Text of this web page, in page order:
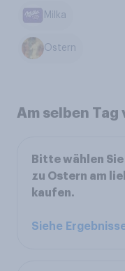
Milka
Ostern
Am selben
Bitte wählen
zu Ostern am
kaufen.
Siehe